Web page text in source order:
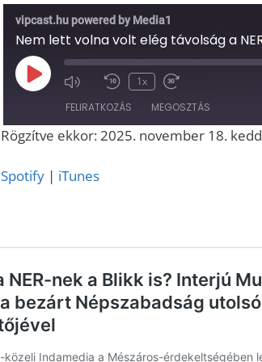
vipcast.hu powered by Media1
Play
Episode
1x
FELIRATKOZÁS MEGOSZTÁS
Rögzítve ekkor: 2025. november 18. kedd
Spotify | iTunes